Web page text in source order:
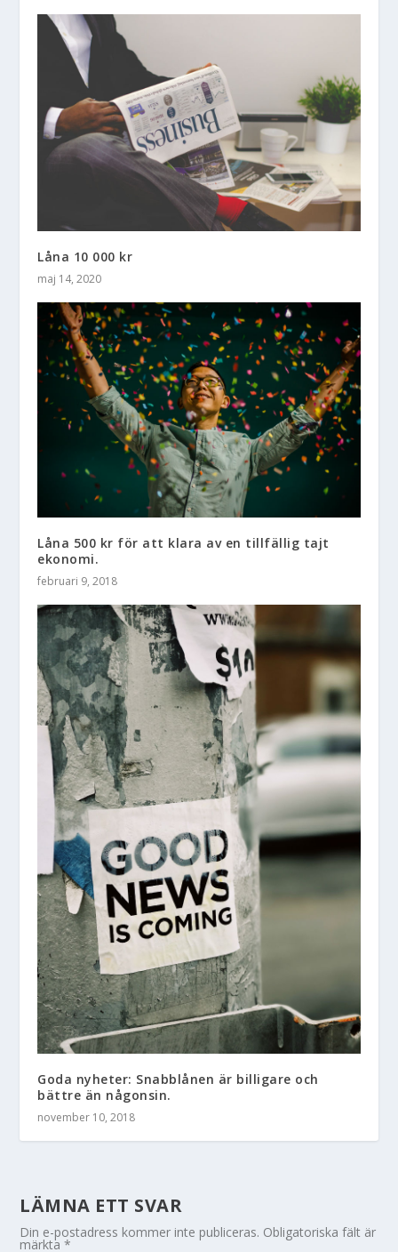
Låna 10 000 kr
maj 14, 2020
Låna 500 kr för att klara av en tillfällig tajt
ekonomi.
februari 9, 2018
Goda nyheter: Snabblånen är billigare och
bättre än någonsin.
november 10, 2018
LÄMNA ETT SVAR
Din e-postadress kommer inte publiceras. Obligatoriska fält är
märkta*